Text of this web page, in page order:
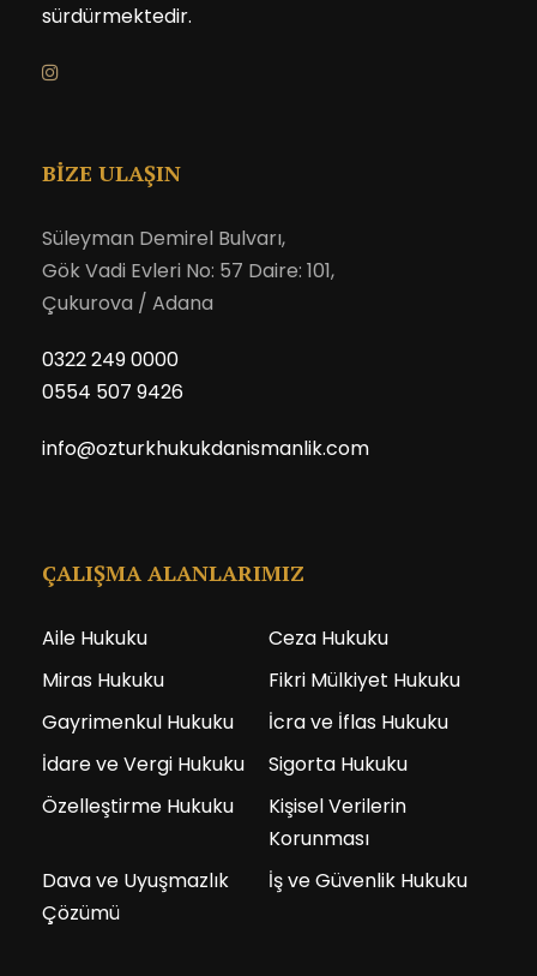
sürdürmektedir.
BİZE ULAŞIN
Süleyman Demirel Bulvarı,
Gök Vadi Evleri No: 57 Daire: 101,
Çukurova / Adana
0322 249 0000
0554 507 9426
info@ozturkhukukdanismanlik.com
ÇALIŞMA ALANLARIMIZ
Aile Hukuku
Ceza Hukuku
Miras Hukuku
Fikri Mülkiyet Hukuku
Gayrimenkul Hukuku
İcra ve İflas Hukuku
İdare ve Vergi Hukuku
Sigorta Hukuku
Özelleştirme Hukuku
Kişisel Verilerin
Korunması
Dava ve Uyuşmazlık
Çözümü
İş ve Güvenlik Hukuku